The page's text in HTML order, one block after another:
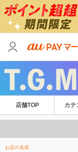
店舗TOP カテ
お店の名前